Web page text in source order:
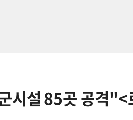
시설 85곳 공격"<